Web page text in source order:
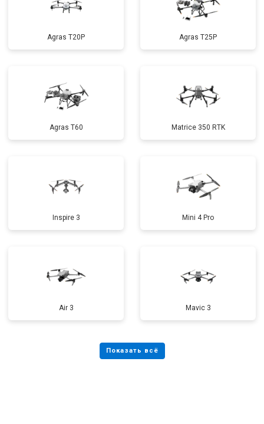
Agras T20P Agras T25P
Agras T60 Matrice 350 RTK
Inspire 3 Mini 4 Pro
Air 3 Mavic 3